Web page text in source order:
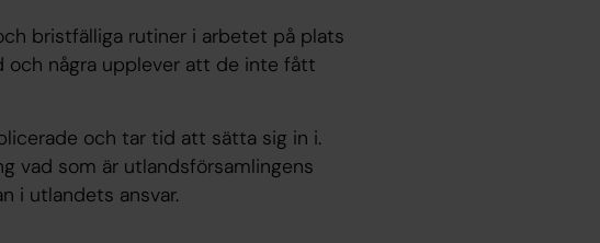
bristfälliga rutiner i arbetet på plats
och några upplever att de inte fått
och tar tid att sätta sig in i.
vad som är utlandsförsamlingens
i utlandets ansvar.